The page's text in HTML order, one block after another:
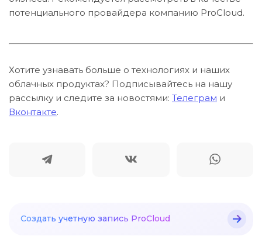
потенциального провайдера компанию ProCloud.
Хотите узнавать больше о технологиях и наших
облачных продуктах? Подписывайтесь на нашу
рассылку и следите за новостями: Телеграм и
Вконтакте.
Создать учетную запись ProCloud